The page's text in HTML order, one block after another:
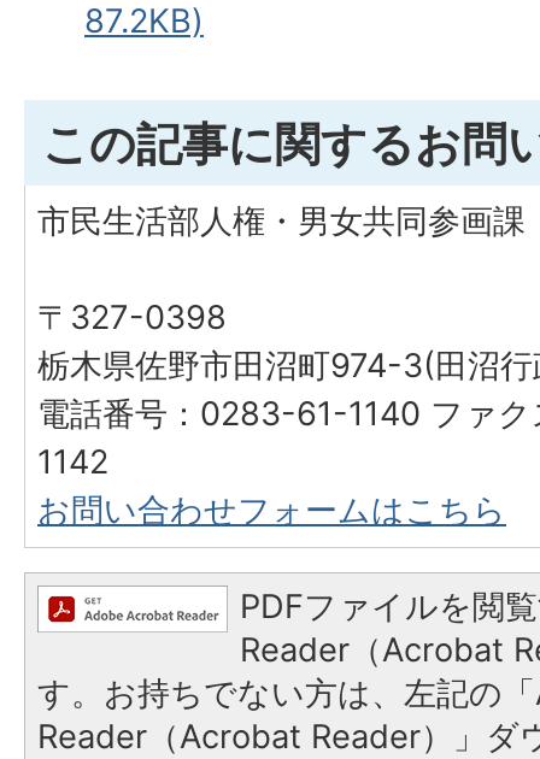
87.2KB)
この記事に関するお問
市民生活部人権・男女共同参画課
〒327-0398
栃木県佐野市田沼町974-3(田沼
電話番号：0283-61-1140 ファ
1142
お問い合わせフォームはこちら
PDFファイルを閲
Reader（Acrobat
す。お持ちでない方は、左記の
Reader（Acrobat Reader）」ダ